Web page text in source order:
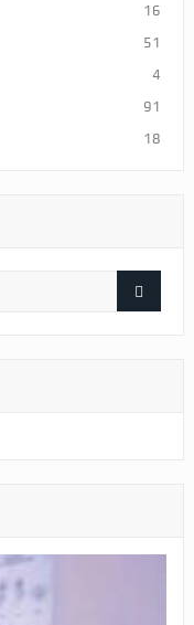
16
51
4
91
18